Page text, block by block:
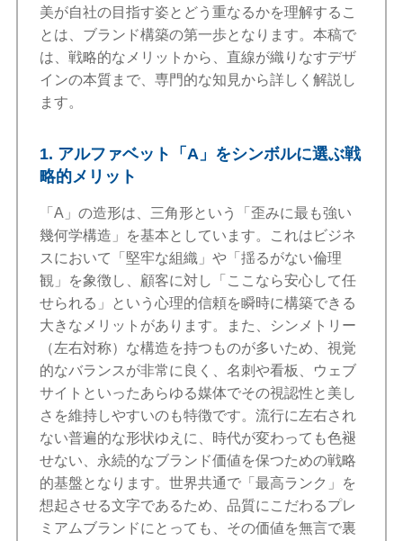
美が自社の目指す姿とどう重なるかを理解するこ
とは、ブランド構築の第一歩となります。本稿で
は、戦略的なメリットから、直線が織りなすデザ
インの本質まで、専門的な知見から詳しく解説し
ます。
1. アルファベット「A」をシンボルに選ぶ戦
略的メリット
「A」の造形は、三角形という「歪みに最も強い
幾何学構造」を基本としています。これはビジネ
スにおいて「堅牢な組織」や「揺るがない倫理
観」を象徴し、顧客に対し「ここなら安心して任
せられる」という心理的信頼を瞬時に構築できる
大きなメリットがあります。また、シンメトリー
（左右対称）な構造を持つものが多いため、視覚
的なバランスが非常に良く、名刺や看板、ウェブ
サイトといったあらゆる媒体でその視認性と美し
さを維持しやすいのも特徴です。流行に左右され
ない普遍的な形状ゆえに、時代が変わっても色褪
せない、永続的なブランド価値を保つための戦略
的基盤となります。世界共通で「最高ランク」を
想起させる文字であるため、品質にこだわるプレ
ミアムブランドにとっても、その価値を無言で裏